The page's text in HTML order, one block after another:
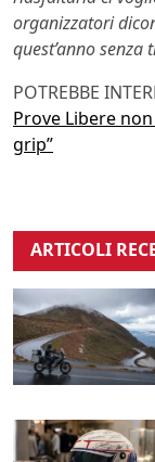
organizzatori
quest’anno senza
POTREBBE
Prove Libere
grip”
ARTICOLI